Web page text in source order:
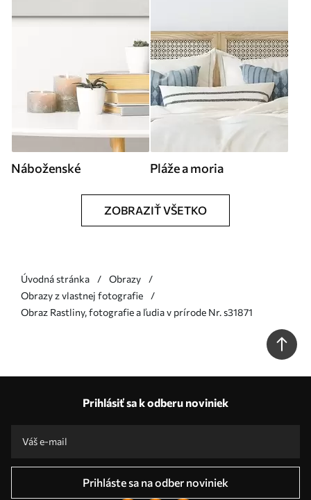
Náboženské Pláže a moria
ZOBRAZIŤ VŠETKO
Úvodná stránka
Obrazy
Obrazy z vlastnej fotografie
Obraz Rastliny, fotografie a ľudia v prírode Nr. s31871
Prihlásiť sa k odberu noviniek
Prihláste sa na odber noviniek